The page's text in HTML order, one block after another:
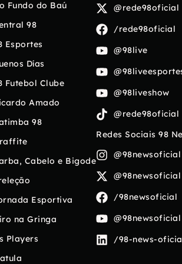
Fundo do Baú
98
Esportes
Días
Futebol Clube
Amado
98
Cabelo e Bigode
Esportiva
na Gringa
Players
@rede98oficial
/rede98oficial
@98live
@98liveshow
@rede98oficial
Redes Sociais 98
@98newsoficial
@98newsoficial
/98newsoficial
@98newsoficial
/98-news-